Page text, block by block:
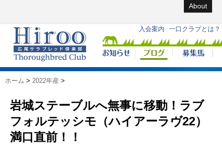
About
ホーム > 2022年産 >
岩城ステーブルへ無事に移動！ラブ
フォルテッシモ（ハイアーラヴ22）
満口直前！！